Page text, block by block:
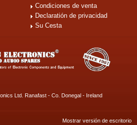
Condiciones de venta
Declaratión de privacidad
Su Cesta
Ltd. Ranafast - Co. Donegal - Ireland
Mostrar versión de escritorio